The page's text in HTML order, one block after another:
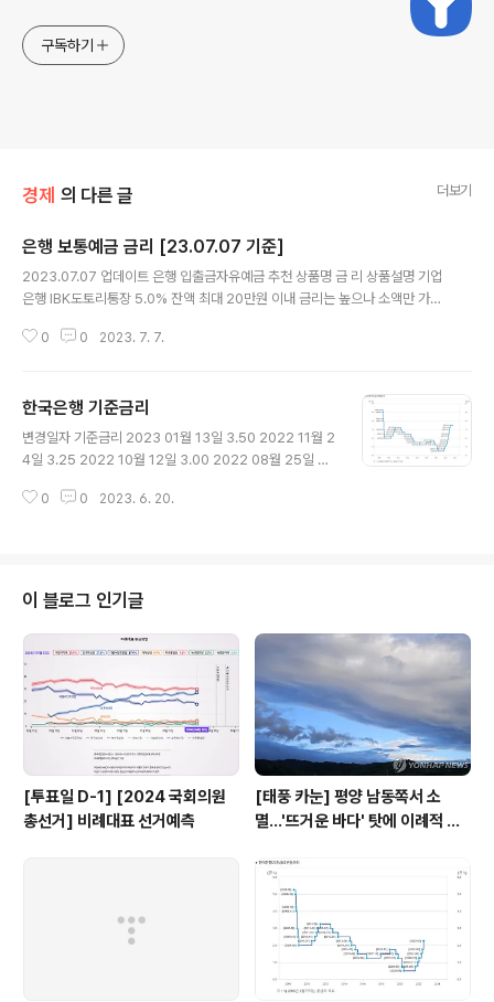
구독하기
경제 의 다른 글 더보기
은행 보통예금 금리 [23.07.07 기준]
2023.07.07 업데이트 은행 입출금자유예금 추천 상품명 금 리 상품설명 기업
은행 IBK도토리통장 5.0% 잔액 최대 20만원 이내 금리는 높으나 소액만 가능
09.19부터 3.5% → 3.0% 인하 금리는 높으나 소액만 가능 NH농협은행 NH1
지급: 매년 3월, 6월, 9월, 12월의 넷째 일요일 필수조건: 농협은행 인터넷/스마
트뱅킹, 올원뱅크로 월 2건 이상 이체 추가조건: ①급여 입금 ②납부자·타행 자
동이체/자동납부 1건 이상 ③「NH1934 체..
0 0 2023. 7. 7.
한국은행 기준금리
변경일자 기준금리 2023 01월 13일 3.50 2022 11월 2
4일 3.25 2022 10월 12일 3.00 2022 08월 25일 2.
22 04월 14일 1.50 2022 01월 14일 1.25 2021 11월
30일 1.50 2016 06월 09일 1.25 2015 06월 11일 1.5
0 2015 03월 12일 1.75 2014 10월 15일 2.00 2014
08월 14일 2.25 2013 05월 0..
0 0 2023. 6. 20.
이 블로그 인기글
[투표일 D-1] [2024 국회의원
총선거] 비례대표 선거예측
[태풍 카눈] 평양 남동쪽서 소
멸…'뜨거운 바다' 탓에 이례적 긴